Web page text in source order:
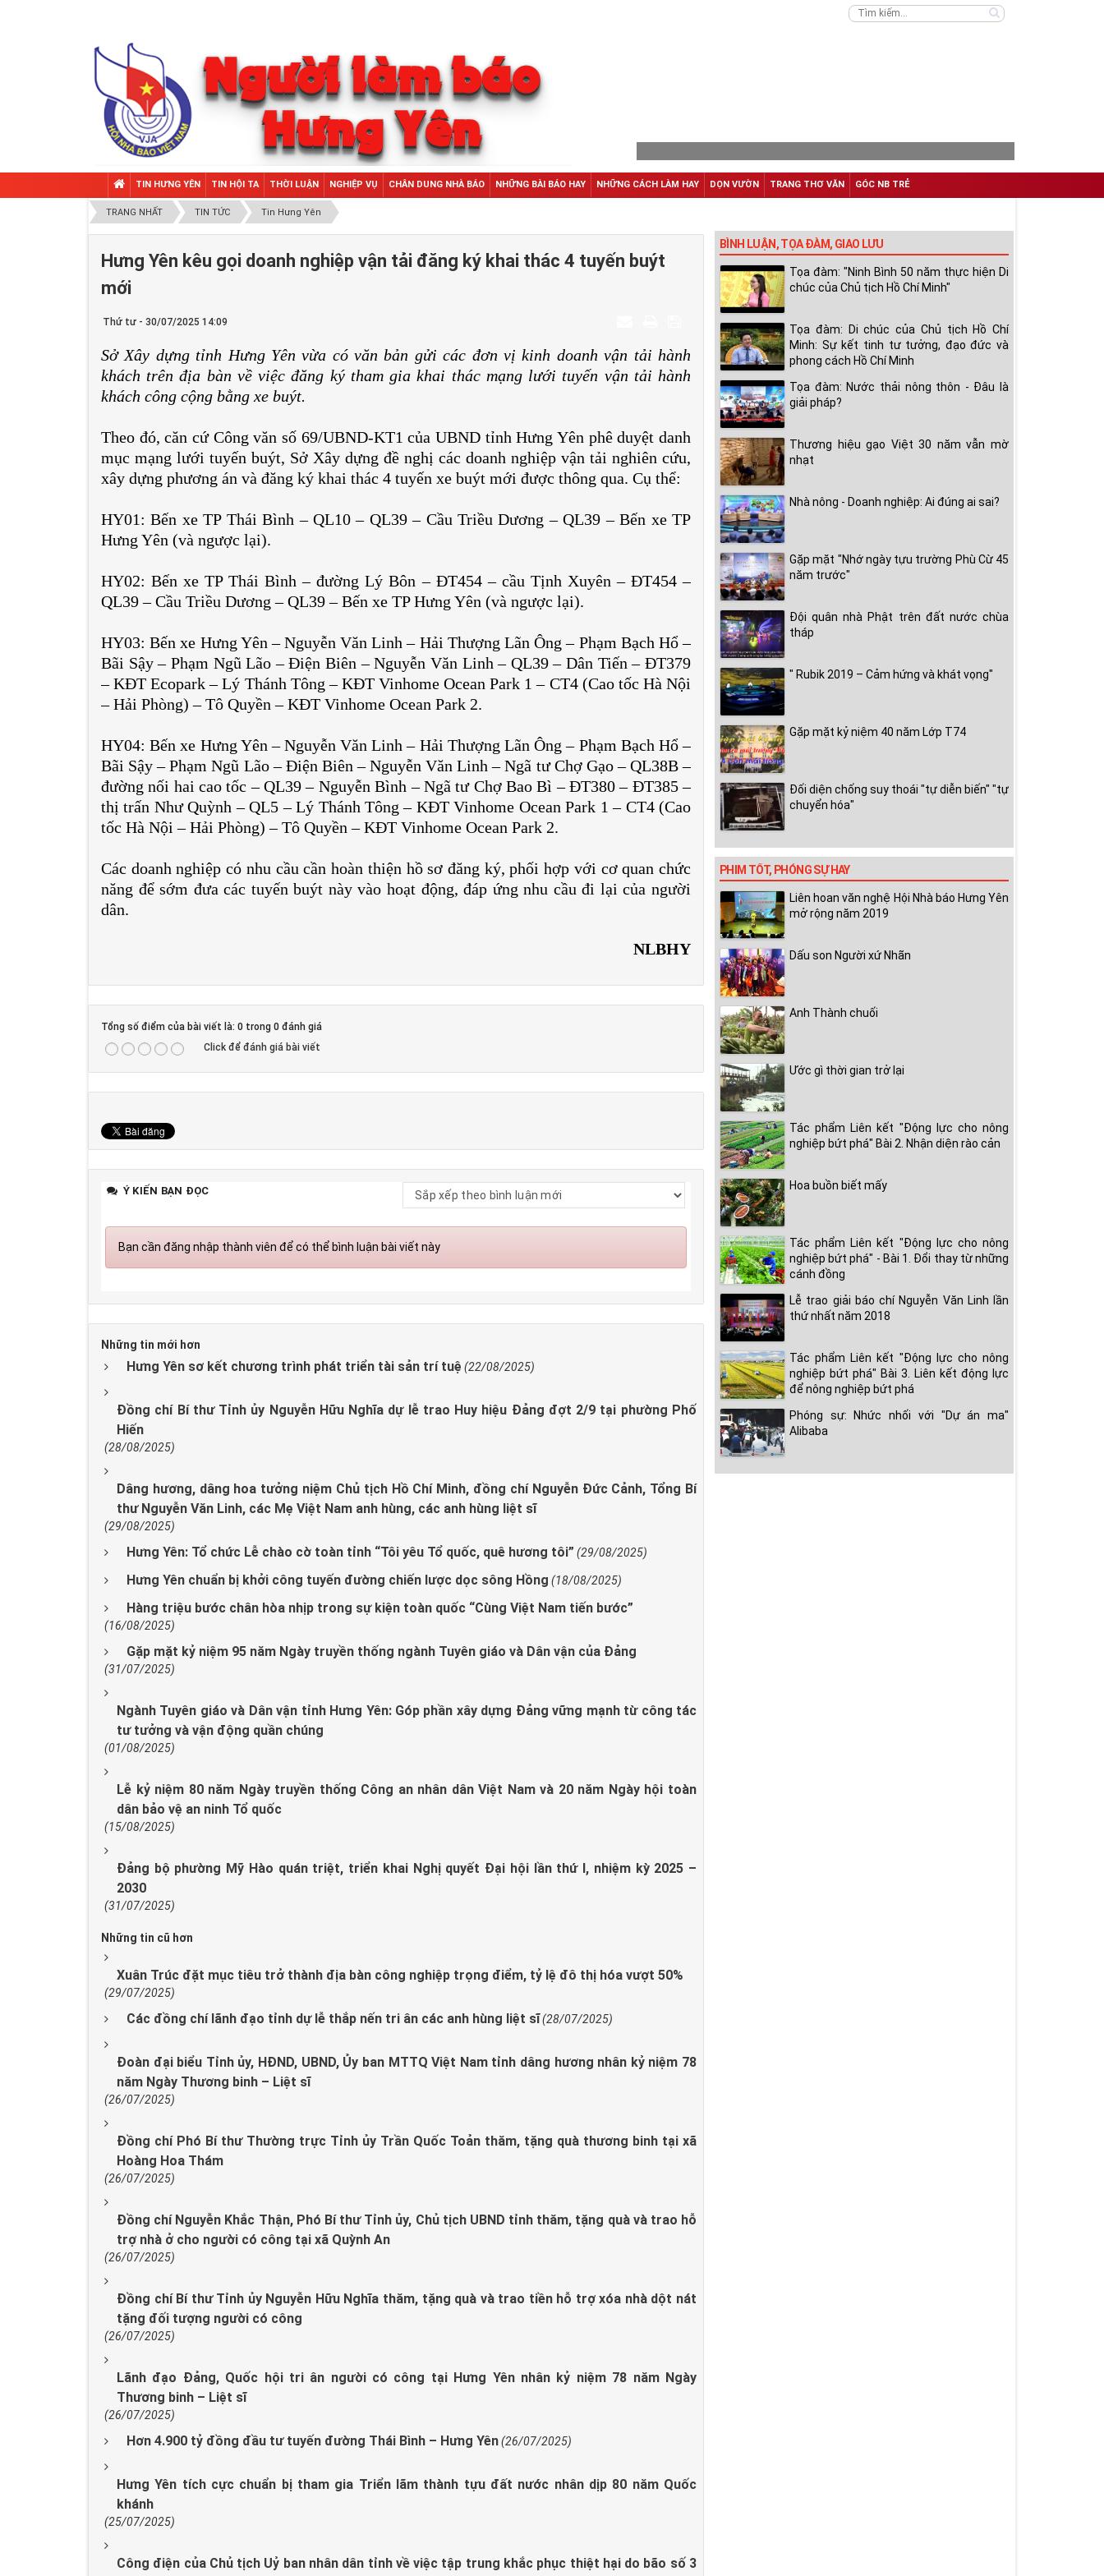
TIN HƯNG YÊN TIN HỘI TA THỜI LUẬN NGHIỆP VỤ CHÂN DUNG NHÀ BÁO NHỮNG BÀI BÁO HAY NHỮNG CÁCH LÀM HAY DỌN VƯỜN TRANG THƠ VĂN GÓC NB TRẺ
TRANG NHẤT TIN TỨC Tin Hưng Yên
Hưng Yên kêu gọi doanh nghiệp vận tải đăng ký khai thác 4 tuyến buýt
mới
Thứ tư - 30/07/2025 14:09
Sở Xây dựng tỉnh Hưng Yên vừa có văn bản gửi các đơn vị kinh doanh vận tải hành
khách trên địa bàn về việc đăng ký tham gia khai thác mạng lưới tuyến vận tải hành
khách công cộng bằng xe buýt.
Theo đó, căn cứ Công văn số 69/UBND-KT1 của UBND tỉnh Hưng Yên phê duyệt danh
mục mạng lưới tuyến buýt, Sở Xây dựng đề nghị các doanh nghiệp vận tải nghiên cứu,
xây dựng phương án và đăng ký khai thác 4 tuyến xe buýt mới được thông qua. Cụ thể:
HY01: Bến xe TP Thái Bình – QL10 – QL39 – Cầu Triều Dương – QL39 – Bến xe TP
Hưng Yên (và ngược lại).
HY02: Bến xe TP Thái Bình – đường Lý Bôn – ĐT454 – cầu Tịnh Xuyên – ĐT454 –
QL39 – Cầu Triều Dương – QL39 – Bến xe TP Hưng Yên (và ngược lại).
HY03: Bến xe Hưng Yên – Nguyễn Văn Linh – Hải Thượng Lãn Ông – Phạm Bạch Hổ –
Bãi Sậy – Phạm Ngũ Lão – Điện Biên – Nguyễn Văn Linh – QL39 – Dân Tiến – ĐT379
– KĐT Ecopark – Lý Thánh Tông – KĐT Vinhome Ocean Park 1 – CT4 (Cao tốc Hà Nội
– Hải Phòng) – Tô Quyền – KĐT Vinhome Ocean Park 2.
HY04: Bến xe Hưng Yên – Nguyễn Văn Linh – Hải Thượng Lãn Ông – Phạm Bạch Hổ –
Bãi Sậy – Phạm Ngũ Lão – Điện Biên – Nguyễn Văn Linh – Ngã tư Chợ Gạo – QL38B –
đường nối hai cao tốc – QL39 – Nguyễn Bình – Ngã tư Chợ Bao Bì – ĐT380 – ĐT385 –
thị trấn Như Quỳnh – QL5 – Lý Thánh Tông – KĐT Vinhome Ocean Park 1 – CT4 (Cao
tốc Hà Nội – Hải Phòng) – Tô Quyền – KĐT Vinhome Ocean Park 2.
Các doanh nghiệp có nhu cầu cần hoàn thiện hồ sơ đăng ký, phối hợp với cơ quan chức
năng để sớm đưa các tuyến buýt này vào hoạt động, đáp ứng nhu cầu đi lại của người
dân.
NLBHY
Tổng số điểm của bài viết là: 0 trong 0 đánh giá
Click để đánh giá bài viết
Ý KIẾN BẠN ĐỌC
Bạn cần đăng nhập thành viên để có thể bình luận bài viết này
Những tin mới hơn
Hưng Yên sơ kết chương trình phát triển tài sản trí tuệ (22/08/2025)
Đồng chí Bí thư Tỉnh ủy Nguyễn Hữu Nghĩa dự lễ trao Huy hiệu Đảng đợt 2/9 tại phường Phố
Hiến
(28/08/2025)
Dâng hương, dâng hoa tưởng niệm Chủ tịch Hồ Chí Minh, đồng chí Nguyễn Đức Cảnh, Tổng Bí
thư Nguyễn Văn Linh, các Mẹ Việt Nam anh hùng, các anh hùng liệt sĩ
(29/08/2025)
Hưng Yên: Tổ chức Lễ chào cờ toàn tỉnh “Tôi yêu Tổ quốc, quê hương tôi” (29/08/2025)
Hưng Yên chuẩn bị khởi công tuyến đường chiến lược dọc sông Hồng (18/08/2025)
Hàng triệu bước chân hòa nhịp trong sự kiện toàn quốc “Cùng Việt Nam tiến bước”
(16/08/2025)
Gặp mặt kỷ niệm 95 năm Ngày truyền thống ngành Tuyên giáo và Dân vận của Đảng
(31/07/2025)
Ngành Tuyên giáo và Dân vận tỉnh Hưng Yên: Góp phần xây dựng Đảng vững mạnh từ công tác
tư tưởng và vận động quần chúng
(01/08/2025)
Lễ kỷ niệm 80 năm Ngày truyền thống Công an nhân dân Việt Nam và 20 năm Ngày hội toàn
dân bảo vệ an ninh Tổ quốc
(15/08/2025)
Đảng bộ phường Mỹ Hào quán triệt, triển khai Nghị quyết Đại hội lần thứ I, nhiệm kỳ 2025 –
2030
(31/07/2025)
Những tin cũ hơn
Xuân Trúc đặt mục tiêu trở thành địa bàn công nghiệp trọng điểm, tỷ lệ đô thị hóa vượt 50%
(29/07/2025)
Các đồng chí lãnh đạo tỉnh dự lễ thắp nến tri ân các anh hùng liệt sĩ(28/07/2025)
Đoàn đại biểu Tỉnh ủy, HĐND, UBND, Ủy ban MTTQ Việt Nam tỉnh dâng hương nhân kỷ niệm 78
năm Ngày Thương binh – Liệt sĩ
(26/07/2025)
Đồng chí Phó Bí thư Thường trực Tỉnh ủy Trần Quốc Toản thăm, tặng quà thương binh tại xã
Hoàng Hoa Thám
(26/07/2025)
Đồng chí Nguyễn Khắc Thận, Phó Bí thư Tỉnh ủy, Chủ tịch UBND tỉnh thăm, tặng quà và trao hỗ
trợ nhà ở cho người có công tại xã Quỳnh An
(26/07/2025)
Đồng chí Bí thư Tỉnh ủy Nguyễn Hữu Nghĩa thăm, tặng quà và trao tiền hỗ trợ xóa nhà dột nát
tặng đối tượng người có công
(26/07/2025)
Lãnh đạo Đảng, Quốc hội tri ân người có công tại Hưng Yên nhân kỷ niệm 78 năm Ngày
Thương binh – Liệt sĩ
(26/07/2025)
Hơn 4.900 tỷ đồng đầu tư tuyến đường Thái Bình – Hưng Yên(26/07/2025)
Hưng Yên tích cực chuẩn bị tham gia Triển lãm thành tựu đất nước nhân dịp 80 năm Quốc
khánh
(25/07/2025)
Công điện của Chủ tịch Uỷ ban nhân dân tỉnh về việc tập trung khắc phục thiệt hại do bão số 3
BÌNH LUẬN, TỌA ĐÀM, GIAO LƯU
Tọa đàm: "Ninh Bình 50 năm thực hiện Di
chúc của Chủ tịch Hồ Chí Minh"
Tọa đàm: Di chúc của Chủ tịch Hồ Chí
Minh: Sự kết tinh tư tưởng, đạo đức và
phong cách Hồ Chí Minh
Tọa đàm: Nước thải nông thôn - Đâu là
giải pháp?
Thương hiệu gạo Việt 30 năm vẫn mờ
nhạt
Nhà nông - Doanh nghiệp: Ai đúng ai sai?
Gặp mặt "Nhớ ngày tựu trường Phù Cừ 45
năm trước"
Đội quân nhà Phật trên đất nước chùa
tháp
" Rubik 2019 – Cảm hứng và khát vọng"
Gặp mặt kỷ niệm 40 năm Lớp T74
Đối diện chống suy thoái "tự diễn biến" "tự
chuyển hóa"
PHIM TỐT, PHÓNG SỰ HAY
Liên hoan văn nghệ Hội Nhà báo Hưng Yên
mở rộng năm 2019
Dấu son Người xứ Nhãn
Anh Thành chuối
Ước gì thời gian trở lại
Tác phẩm Liên kết "Động lực cho nông
nghiệp bứt phá" Bài 2. Nhận diện rào cản
Hoa buồn biết mấy
Tác phẩm Liên kết "Động lực cho nông
nghiệp bứt phá" - Bài 1. Đổi thay từ những
cánh đồng
Lễ trao giải báo chí Nguyễn Văn Linh lần
thứ nhất năm 2018
Tác phẩm Liên kết "Động lực cho nông
nghiệp bứt phá" Bài 3. Liên kết động lực
để nông nghiệp bứt phá
Phóng sự: Nhức nhối với "Dự án ma"
Alibaba